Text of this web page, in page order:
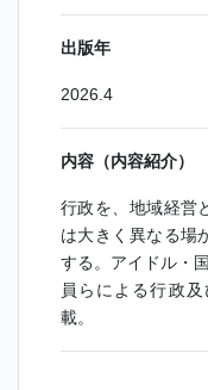
出版年
2026.4
内容（内容紹介）
行政を、地域経営
は大きく異なる場
する。アイドル・
員らによる行政
載。